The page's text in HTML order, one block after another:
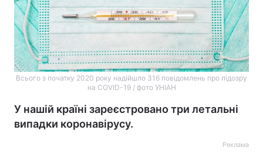
Всього з початку 2020 року надійшло 316 повідомлень про підозру
на COVID-19 / фото УНІАН
У нашій країні зареєстровано три летальні
випадки коронавірусу.
Реклама